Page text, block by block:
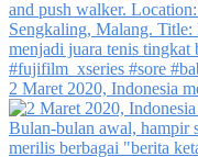
2 Maret 2020, Indonesia